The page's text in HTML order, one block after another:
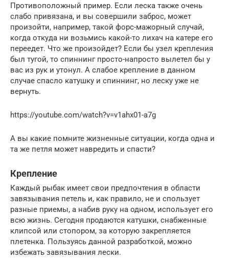
Противоположный пример. Если леска также очень
слабо привязана, и вы совершили заброс, может
произойти, например, такой форс-мажорный случай,
когда откуда ни возьмись какой-то лихач на катере его
переедет. Что же произойдет? Если бы узел крепления
был тугой, то спиннинг просто-напросто вылетел бы у
вас из рук и утонул. А слабое крепление в данном
случае спасло катушку и спиннинг, но леску уже не
вернуть.
https://youtube.com/watch?v=v1ahx01-a7g
А вы какие помните жизненные ситуации, когда одна и
та же петля может навредить и спасти?
Крепление
Каждый рыбак имеет свои предпочтения в области
завязывания петель и, как правило, не и спользует
разные приемы, а набив руку на одном, использует его
всю жизнь. Сегодня продаются катушки, снабженные
клипсой или стопором, за которую закрепляется
плетенка. Пользуясь данной разработкой, можно
избежать завязывания лески.